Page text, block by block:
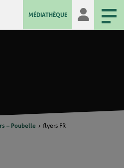
MÉDIATHÈQUE
– Poubelle flyers FR